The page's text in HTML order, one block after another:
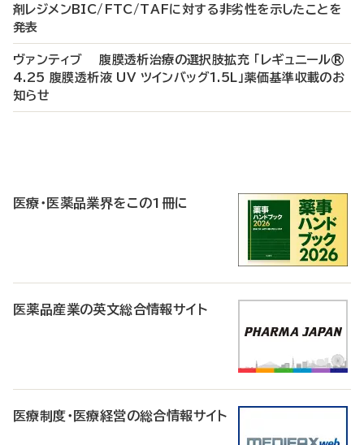
剤レジメンBIC/FTC/TAFに対する非劣性を示したことを
発表
ヴァンティブ 腹膜透析治療の選択肢拡充 「レギュニール®
4.25 腹膜透析液 UV ツインバッグ1.5L」薬価基準収載のお
知らせ
医療・医薬品業界をこの1冊に
医薬品産業の英文総合情報サイト
医療制度・医療経営の総合情報サイト